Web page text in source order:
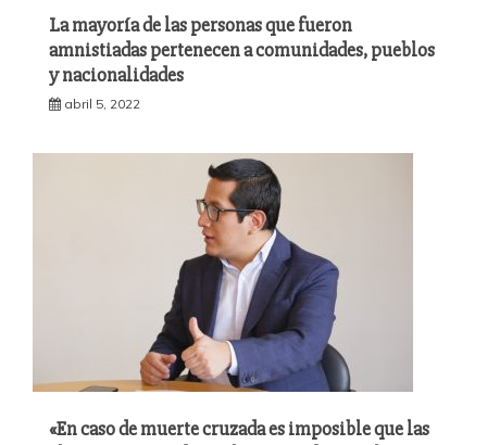
La mayoría de las personas que fueron
amnistiadas pertenecen a comunidades, pueblos
y nacionalidades
abril 5, 2022
«En caso de muerte cruzada es imposible que las